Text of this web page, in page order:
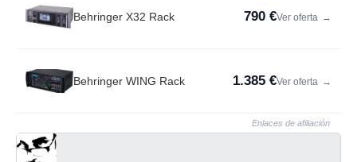
Behringer X32 Rack 790 €Ver oferta →
Behringer WING Rack 1.385 €Ver oferta →
Enlaces de afiliación